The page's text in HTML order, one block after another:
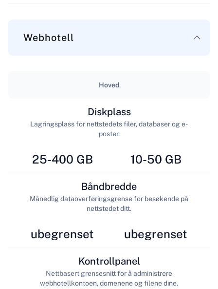
Webhotell
Hoved
25-400 GB
Diskplass
Lagringsplass for nettstedets filer, databaser og e-
poster.
10-50 GB
ubegrenset
Båndbredde
Månedlig dataoverføringsgrense for besøkende på
nettstedet ditt.
ubegrenset
Kontrollpanel
Nettbasert grensesnitt for å administrere
webhotellkontoen, domenene og filene dine.